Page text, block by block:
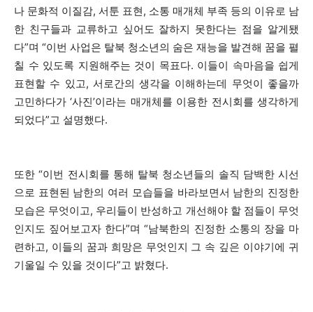
나 문화적 이질감, 서툰 표현, 소통 매개체 부족 등의 이유로 남
한 친구들과 교류하고 싶어도 잘하지 못한다는 점을 알게됐
다”며 “이번 사업은 탈북 청소년의 숨은 재능을 발견해 꿈을 펼
칠 수 있도록 지원해주는 것이 목표다. 이들이 속마음을 쉽게
표현할 수 있고, 서로간의 생각을 이해하는데 무엇이 좋을까
고민하다가 ‘사진’이라는 매개체를 이용한 전시회를 생각하게
되었다”고 설명했다.
또한 “이번 전시회를 통해 탈북 청소년들의 솔직 담백한 시선
으로 표현된 남한의 여러 모습들을 바라보면서 남한의 진정한
모습은 무엇이고, 우리들이 반성하고 개선해야 할 점들이 무엇
인지도 짚어보고자 한다”며 “남북한의 진정한 소통의 장을 마
련하고, 이들의 꿈과 희망은 무엇인지 그 속 깊은 이야기에 귀
기울일 수 있을 것이다”고 밝혔다.